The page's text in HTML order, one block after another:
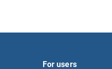
For users